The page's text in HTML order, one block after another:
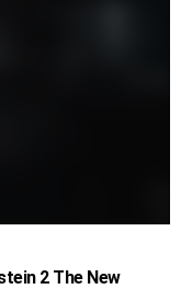
2 The New